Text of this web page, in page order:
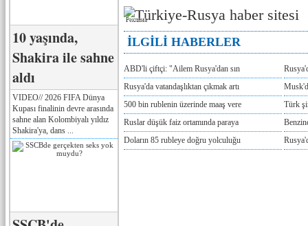
10 yaşında,
Shakira ile sahne
aldı
VIDEO// 2026 FIFA Dünya
Kupası finalinin devre arasında
sahne alan Kolombiyalı yıldız
Shakira'ya, dans ...
Реклама
İLGİLİ HABERLER
ABD'li çiftçi: "Ailem Rusya'dan sın
Rusya'da vatandaşlıktan çıkmak artı
500 bin rublenin üzerinde maaş vere
Türk
Ruslar düşük faiz ortamında paraya
Doların 85 rubleye doğru yolculuğu